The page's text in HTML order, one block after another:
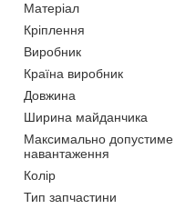
Матеріал
Кріплення
Виробник
Країна виробник
Довжина
Ширина майданчика
Максимально допустиме
навантаження
Колір
Тип запчастини